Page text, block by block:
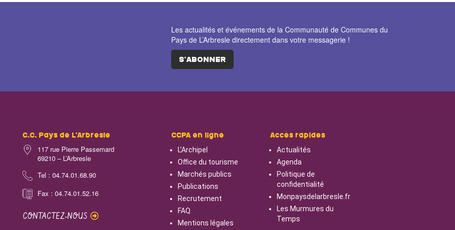
Les actualités et événements de la Communauté de Communes du
Pays de L’Arbresle directement dans votre messagerie !
S'ABONNER
C.C. Pays de L’Arbresle
117 rue Pierre Passemard
69210 – L’Arbresle
Tel : 04.74.01.68.90
Fax : 04.74.01.52.16
CONTACTEZ-NOUS
CCPA en ligne
L’Archipel
Office du tourisme
Marchés publics
Publications
Recrutement
FAQ
Mentions légales
Accès rapides
Actualités
Agenda
Politique de
confidentialité
Monpaysdelarbresle.fr
Les Murmures du
Temps